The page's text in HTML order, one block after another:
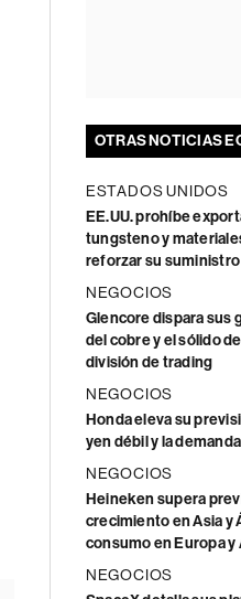
OTRAS NOTICIAS
ESTADOS UNIDOS
EE.UU. prohíbe
tungsteno y
reforzar su suministro
NEGOCIOS
Glencore dispara sus
del cobre y el sólido
división de trading
NEGOCIOS
Honda eleva su
yen débil y la
NEGOCIOS
Heineken supera
crecimiento en Asia y
consumo en Europa y
NEGOCIOS